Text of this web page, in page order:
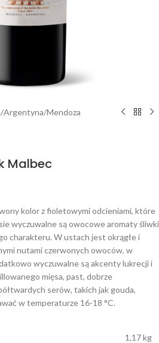
/Argentyna/Mendoza
Malbec
kolor z fioletowymi odcieniami, które
wyczuwalne są owocowe aromaty śliwki
charakteru. W ustach jest okrągłe i
nutami czerwonych owoców, w
wyczuwalne są akcenty lukrecji i
mięsa, past, dobrze
serów, takich jak gouda,
w temperaturze 16-18 °C.
1,17 kg